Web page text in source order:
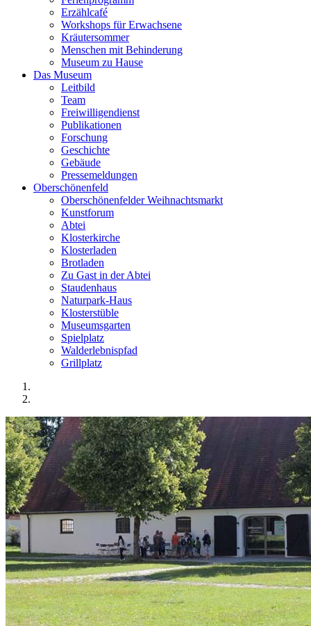
Erzählcafé
Workshops für Erwachsene
Kräutersommer
Menschen mit Behinderung
Museum zu Hause
Das Museum
Leitbild
Team
Freiwilligendienst
Publikationen
Forschung
Geschichte
Gebäude
Pressemeldungen
Oberschönenfeld
Oberschönenfelder Weihnachtsmarkt
Kunstforum
Abtei
Klosterkirche
Klosterladen
Brotladen
Zu Gast in der Abtei
Staudenhaus
Naturpark-Haus
Klosterstüble
Museumsgarten
Spielplatz
Walderlebnispfad
Grillplatz